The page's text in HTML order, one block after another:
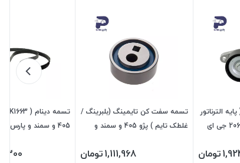
الترناتور
) پژو 206 و 207 - 206209 جی ای
تومان
تسمه سفت کن تایمینگ (بلبرینگ /
غلطک تایم ) پژو 405 و سمند و
1,111,968تومان